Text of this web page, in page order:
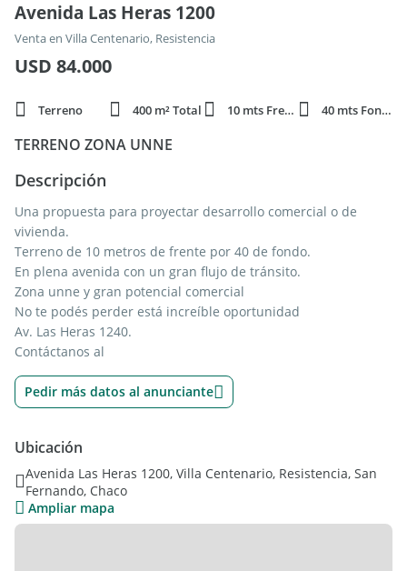
Avenida Las Heras 1200
Venta en Villa Centenario, Resistencia
USD 84.000
Terreno 400 m² Total 10 mts Frente 40 mts Fondo
TERRENO ZONA UNNE
Descripción
Una propuesta para proyectar desarrollo comercial o de
vivienda.
Terreno de 10 metros de frente por 40 de fondo.
En plena avenida con un gran flujo de tránsito.
Zona unne y gran potencial comercial
No te podés perder está increíble oportunidad
Av. Las Heras 1240.
Contáctanos al
Pedir más datos al anunciante
Ubicación
Avenida Las Heras 1200, Villa Centenario, Resistencia, San
Fernando, Chaco
Ampliar mapa